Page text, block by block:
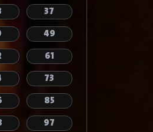
37
49
61
73
85
97